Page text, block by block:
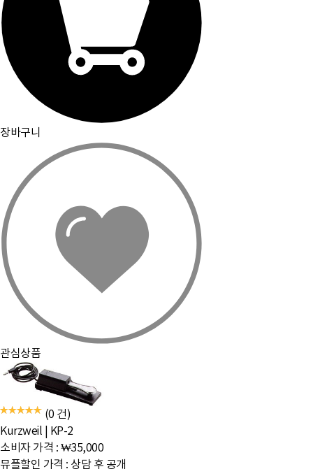
장바구니
관심상품
(0 건)
Kurzweil
KP-2
소비자 가격 : ₩35,000
뮤플할인 가격 : 상담 후 공개